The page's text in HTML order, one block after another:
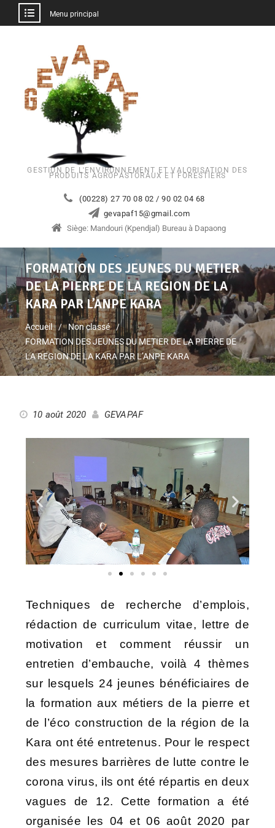
Menu principal
GESTION DE L'ENVIRONNEMENT ET VALORISATION DES
PRODUITS AGROPASTORAUX ET FORESTIERS
(00228) 27 70 08 02 / 90 02 04 68
gevapaf15@gmail.com
Siège: Mandouri (Kpendjal) Bureau à Dapaong
FORMATION DES JEUNES DU METIER
DE LA PIERRE DE LA REGION DE LA
KARA PAR L’ANPE KARA
Accueil
Non classé
FORMATION DES JEUNES DU METIER DE LA PIERRE DE
LA REGION DE LA KARA PAR L’ANPE KARA
10 août 2020 GEVAPAF
Techniques de recherche d’emplois,
rédaction de curriculum vitae, lettre de
motivation et comment réussir un
entretien d’embauche, voilà 4 thèmes
sur lesquels 24 jeunes bénéficiaires de
la formation aux métiers de la pierre et
de l’éco construction de la région de la
Kara ont été entretenus. Pour le respect
des mesures barrières de lutte contre le
corona virus, ils ont été répartis en deux
vagues de 12. Cette formation a été
organisée les 04 et 06 août 2020 par